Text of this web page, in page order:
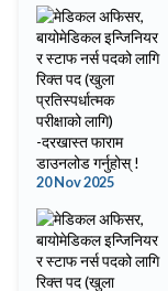
20 Nov 2025